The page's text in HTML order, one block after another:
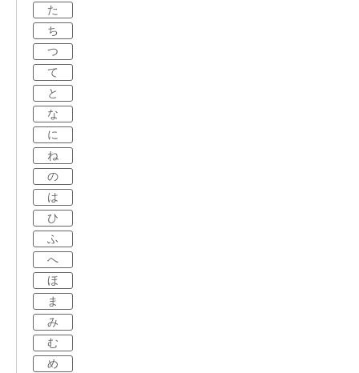
た
ち
つ
て
と
な
に
ね
の
は
ひ
ふ
へ
ほ
ま
み
む
め